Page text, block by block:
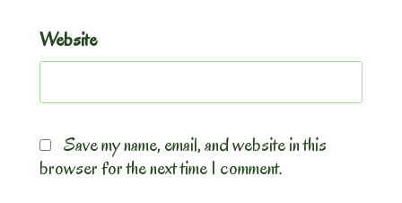
Website
Save my name, email, and website in this
browser for the next time I comment.